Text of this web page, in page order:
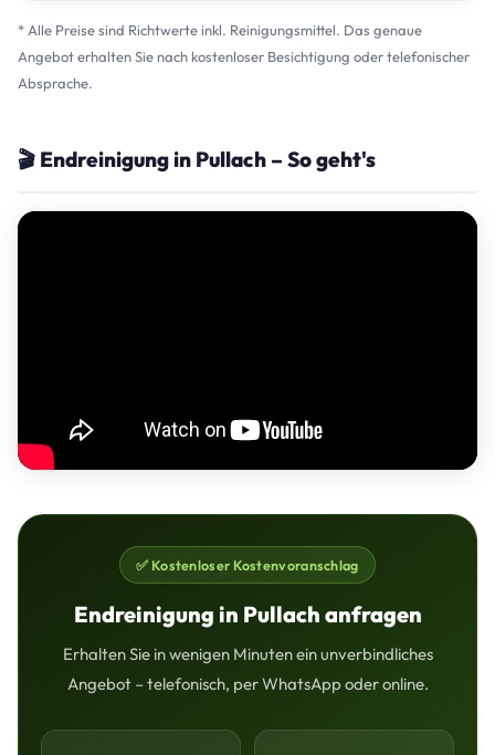
* Alle Preise sind Richtwerte inkl. Reinigungsmittel. Das genaue
Angebot erhalten Sie nach kostenloser Besichtigung oder telefonischer
Absprache.
🎬 Endreinigung in Pullach – So geht's
✅ Kostenloser Kostenvoranschlag
Endreinigung in Pullach anfragen
Erhalten Sie in wenigen Minuten ein unverbindliches
Angebot – telefonisch, per WhatsApp oder online.